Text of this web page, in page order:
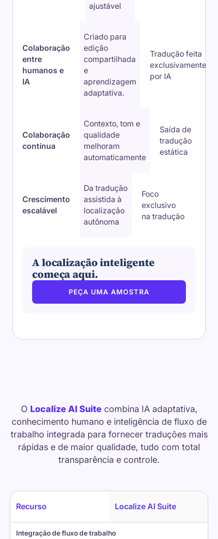
ajustável
Colaboração
entre
humanos e
IA
Criado para
edição
compartilhada
e
aprendizagem
adaptativa.
Tradução feita
exclusivamente
por IA
Colaboração
contínua
Contexto, tom e
qualidade
melhoram
automaticamente
Saída de
tradução
estática
Crescimento
escalável
Da tradução
assistida à
localização
autônoma
Foco
exclusivo
na tradução
A localização inteligente
começa aqui.
PEÇA UMA AMOSTRA
O Localize AI Suitecombina IA adaptativa,
conhecimento humano e inteligência de fluxo de
trabalho integrada para fornecer traduções mais
rápidas e de maior qualidade, tudo com total
transparência e controle.
Recurso Localize AI Suite
Integração de fluxo de trabalho